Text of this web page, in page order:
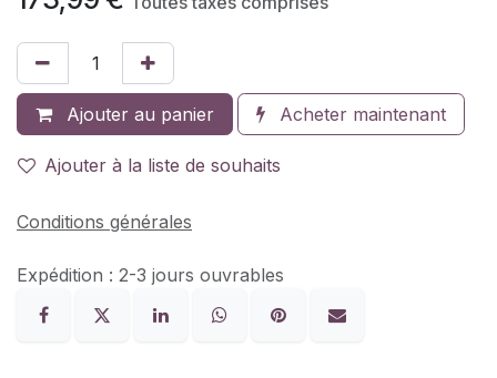
Ajouter au panier Acheter maintenant
Ajouter à la liste de souhaits
Conditions générales
Expédition : 2-3 jours ouvrables